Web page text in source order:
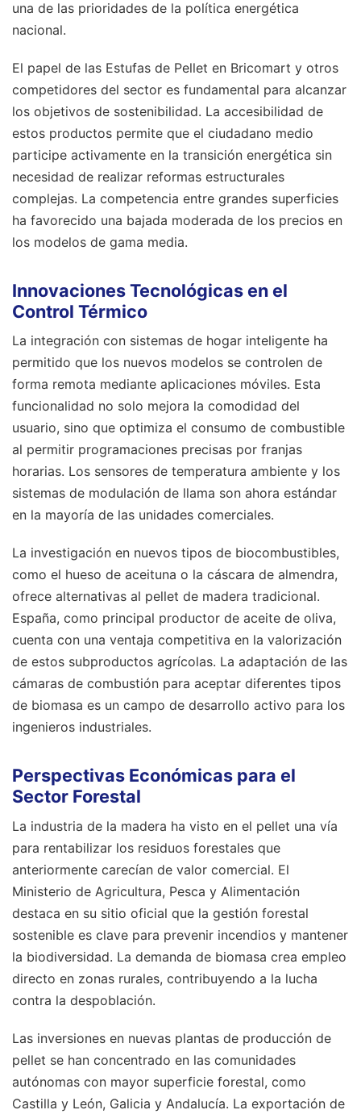
una de las prioridades de la política energética
nacional.
El papel de las Estufas de Pellet en Bricomart y otros
competidores del sector es fundamental para alcanzar
los objetivos de sostenibilidad. La accesibilidad de
estos productos permite que el ciudadano medio
participe activamente en la transición energética sin
necesidad de realizar reformas estructurales
complejas. La competencia entre grandes superficies
ha favorecido una bajada moderada de los precios en
los modelos de gama media.
Innovaciones Tecnológicas en el
Control Térmico
La integración con sistemas de hogar inteligente ha
permitido que los nuevos modelos se controlen de
forma remota mediante aplicaciones móviles. Esta
funcionalidad no solo mejora la comodidad del
usuario, sino que optimiza el consumo de combustible
al permitir programaciones precisas por franjas
horarias. Los sensores de temperatura ambiente y los
sistemas de modulación de llama son ahora estándar
en la mayoría de las unidades comerciales.
La investigación en nuevos tipos de biocombustibles,
como el hueso de aceituna o la cáscara de almendra,
ofrece alternativas al pellet de madera tradicional.
España, como principal productor de aceite de oliva,
cuenta con una ventaja competitiva en la valorización
de estos subproductos agrícolas. La adaptación de las
cámaras de combustión para aceptar diferentes tipos
de biomasa es un campo de desarrollo activo para los
ingenieros industriales.
Perspectivas Económicas para el
Sector Forestal
La industria de la madera ha visto en el pellet una vía
para rentabilizar los residuos forestales que
anteriormente carecían de valor comercial. El
Ministerio de Agricultura, Pesca y Alimentación
destaca en su sitio oficial que la gestión forestal
sostenible es clave para prevenir incendios y mantener
la biodiversidad. La demanda de biomasa crea empleo
directo en zonas rurales, contribuyendo a la lucha
contra la despoblación.
Las inversiones en nuevas plantas de producción de
pellet se han concentrado en las comunidades
autónomas con mayor superficie forestal, como
Castilla y León, Galicia y Andalucía. La exportación de